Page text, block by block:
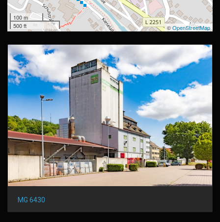
100 m
500 ft
©OpenStreetMap
MG 6430